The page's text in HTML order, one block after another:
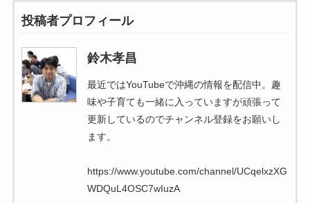
投稿者プロフィール
鈴木孝昌
最近ではYouTubeで沖縄の情報を配信中。趣
味や子育ても一緒に入っていますが頑張って
更新しているのでチャンネル登録をお願いし
ます。
https://www.youtube.com/channel/UCqelxzXG
WDQuL4OSC7wIuzA